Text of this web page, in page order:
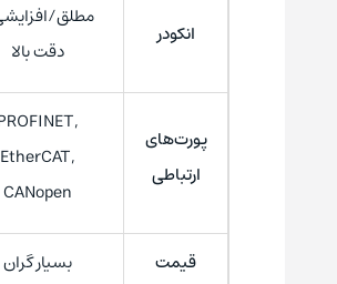
انکودر
مطلق/
دقت بالا
پورت‌های
ارتباطی
EtherCAT,
CANopen
قیمت بسیار گران